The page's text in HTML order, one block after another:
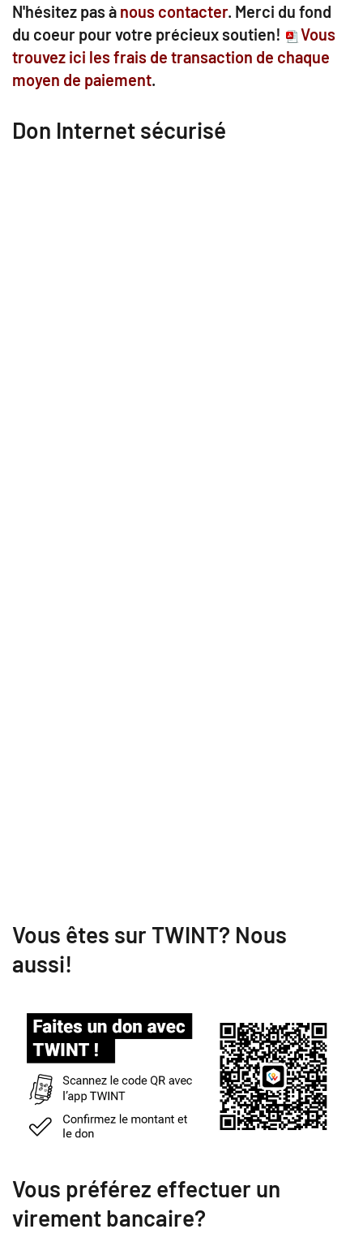
N'hésitez pas à nous contacter. Merci du fond
du coeur pour votre précieux soutien!
Vous
trouvez ici les frais de transaction de chaque
moyen de paiement.
Don Internet sécurisé
Vous êtes sur TWINT? Nous
aussi!
Vous préférez effectuer un
virement bancaire?